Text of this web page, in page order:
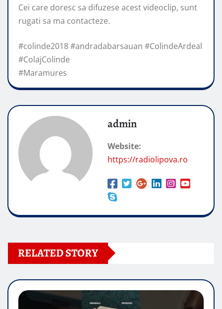
Cei care doresc sa difuzese acest videoclip, sunt
rugati sa ma contacteze.
#colinde2018 #andradabarsauan #ColindeArdeal
#ColajColinde
#Maramures
admin
Website:
https://radiolipova.ro
RELATED STORY